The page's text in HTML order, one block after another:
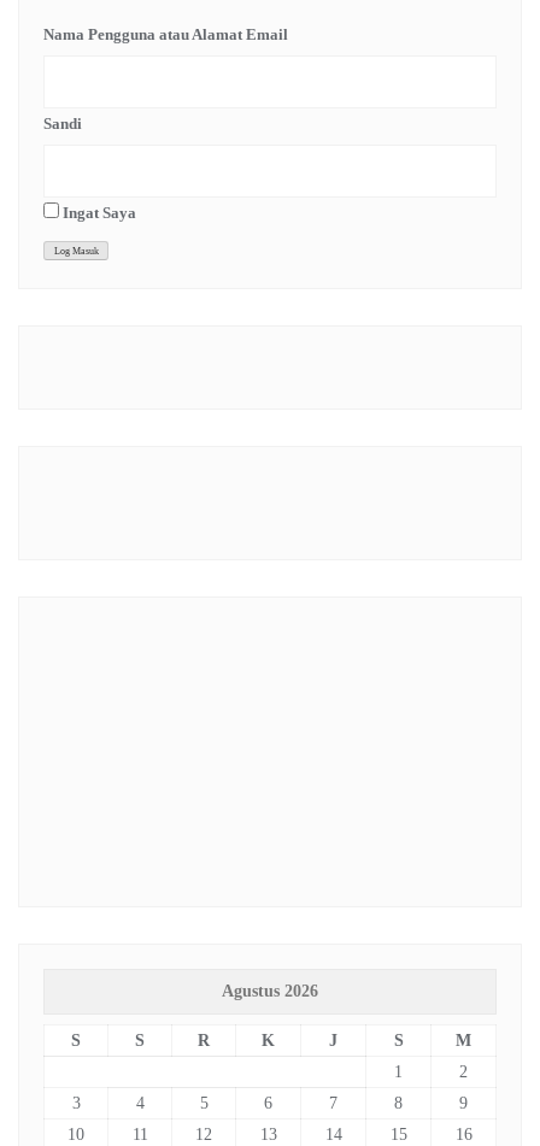
Nama Pengguna atau Alamat Email
Sandi
Ingat Saya
Agustus 2026
S S R K J S
M
1
2
3
4 5 6 7 8
9
10
11 12 13 14 15
16